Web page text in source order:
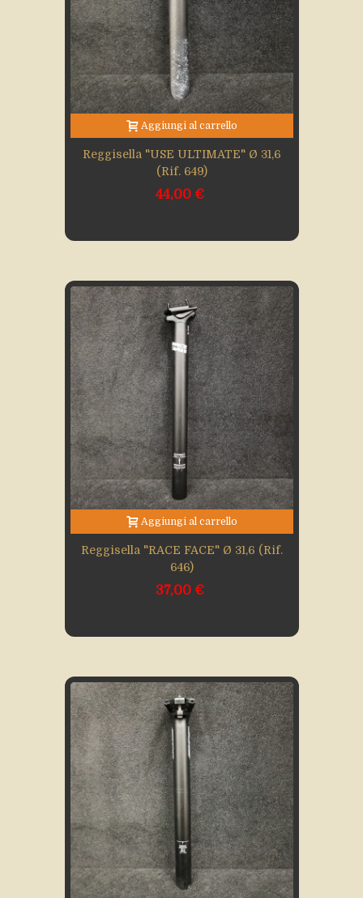
Aggiungi al carrello
Reggisella "USE ULTIMATE" Ø 31,6
(rif. 649)
44,00 €
Aggiungi al carrello
Reggisella "RACE FACE" Ø 31,6 (rif.
646)
37,00 €